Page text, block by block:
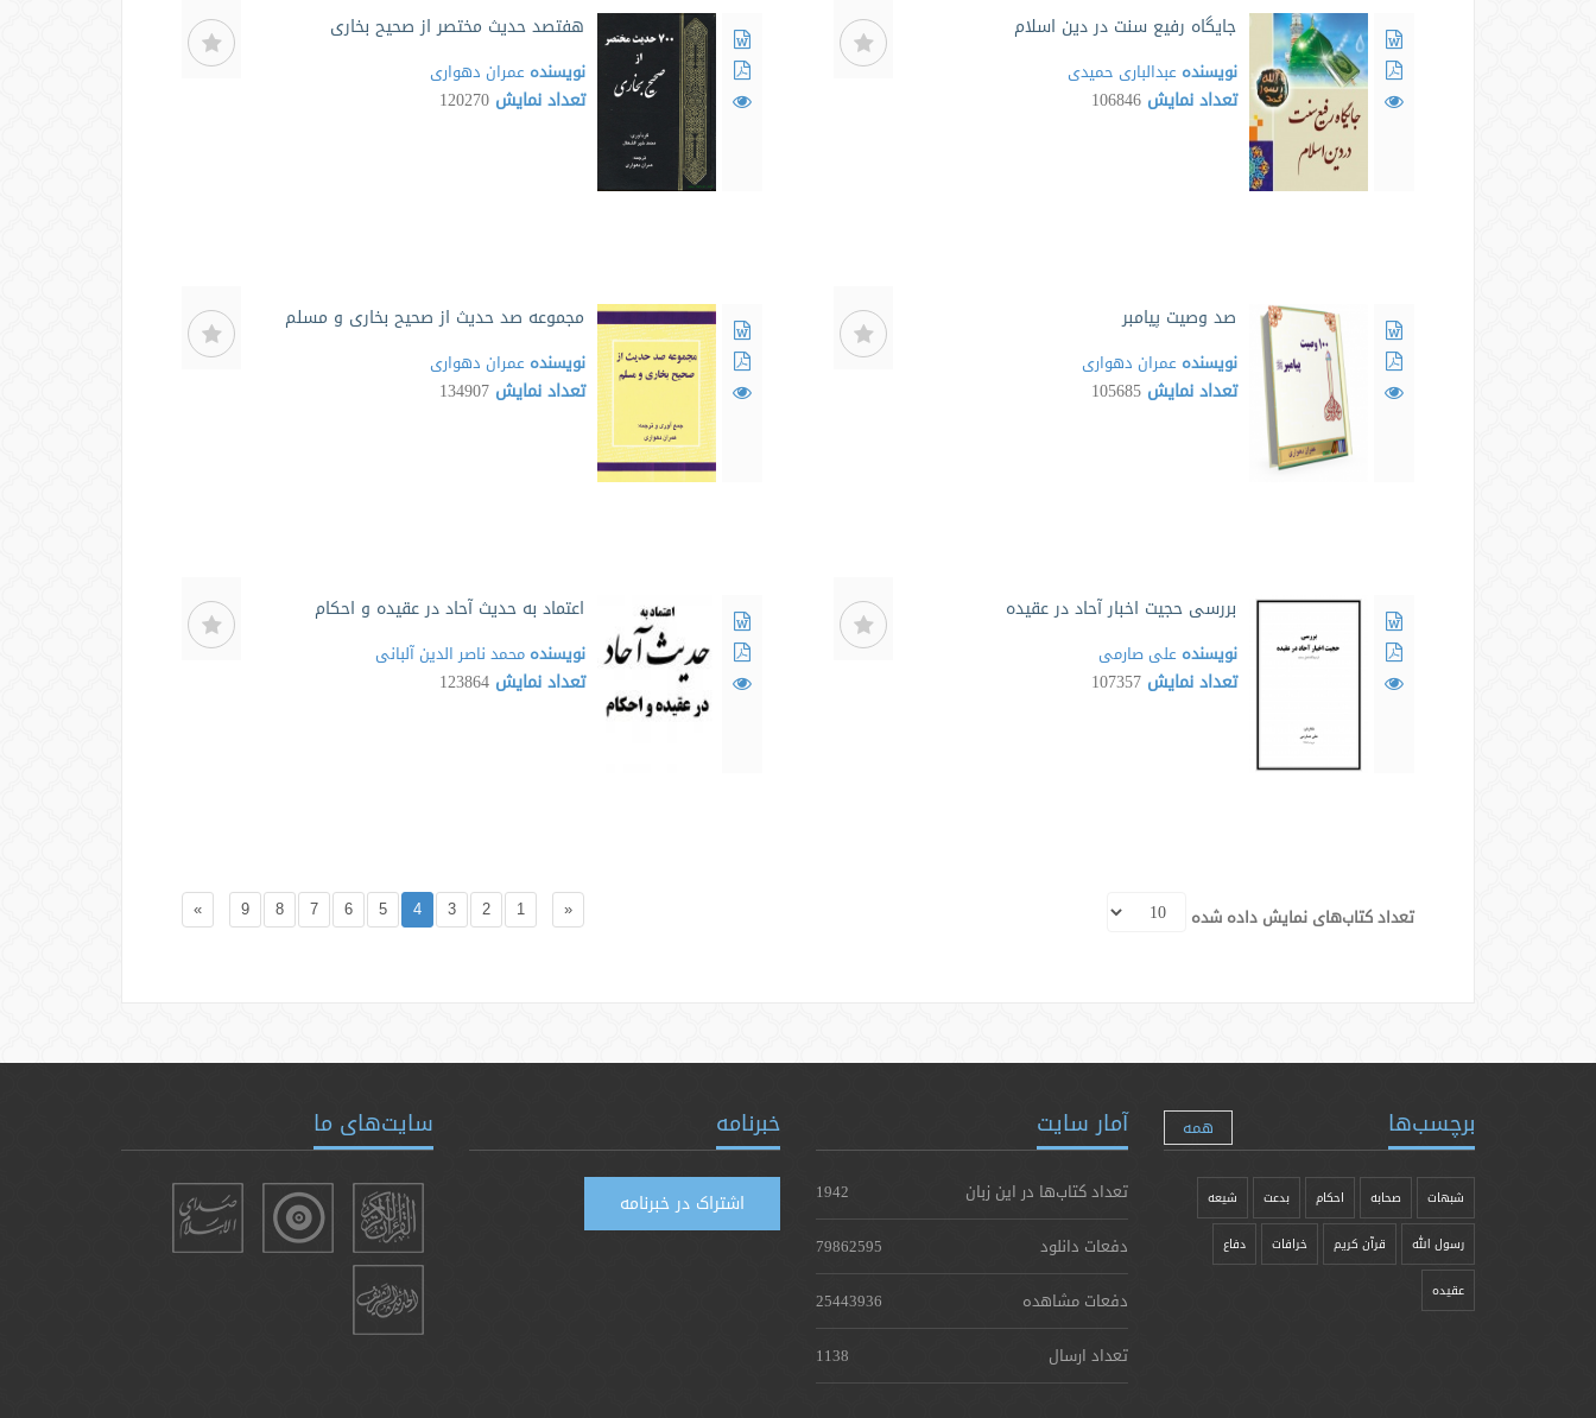
جایگاه رفیع سنت در دین اسلام
نویسنده عبدالباری حمیدی
تعداد نمایش 106846
هفتصد حدیث مختصر از صحیح بخاری
نویسنده عمران دهواری
تعداد نمایش 120270
صد وصیت پیامبر
نویسنده عمران دهواری
تعداد نمایش 105685
مجموعه صد حدیث از صحیح بخاری و مسلم
نویسنده عمران دهواری
تعداد نمایش 134907
بررسی حجیت اخبار آحاد در عقیده
نویسنده علی صارمی
تعداد نمایش 107357
اعتماد به حدیث آحاد در عقيده و احكام
نویسنده محمد ناصر الدین آلبانی
تعداد نمایش 123864
تعداد کتاب‌های نمایش داده شده «
1
2
3
4
5
6
7
8
9
»
برچسب‌ها همه
شبهات صحابه احکام بدعت شیعه
رسول الله قرآن کریم خرافات دفاع
عقیده
آمار سایت
تعداد کتاب‌ها در این زبان
1942
دفعات دانلود
79862595
دفعات مشاهده
25443936
تعداد ارسال
1138
خبرنامه
اشتراک در خبرنامه
سایت‌های ما